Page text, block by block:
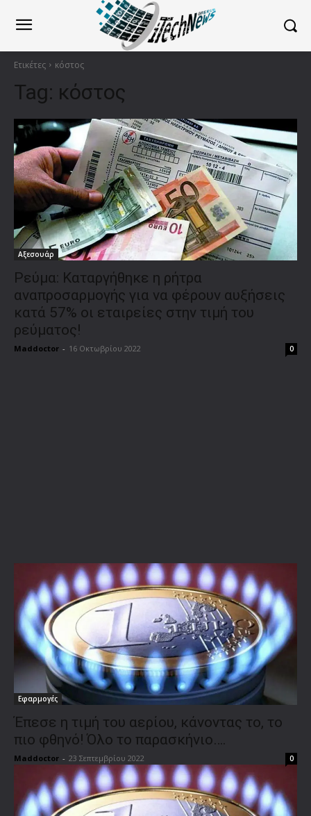
Ετικέτες κόστος
Tag: κόστος
Αξεσουάρ
Ρεύμα: Καταργήθηκε η ρήτρα
αναπροσαρμογής για να φέρουν αυξήσεις
κατά 57% οι εταιρείες στην τιμή του
ρεύματος!
Maddoctor - 16 Οκτωβρίου 2022 0
Εφαρμογές
Έπεσε η τιμή του αερίου, κάνοντας το, το
πιο φθηνό! Όλο το παρασκήνιο….
Maddoctor - 23 Σεπτεμβρίου 2022 0